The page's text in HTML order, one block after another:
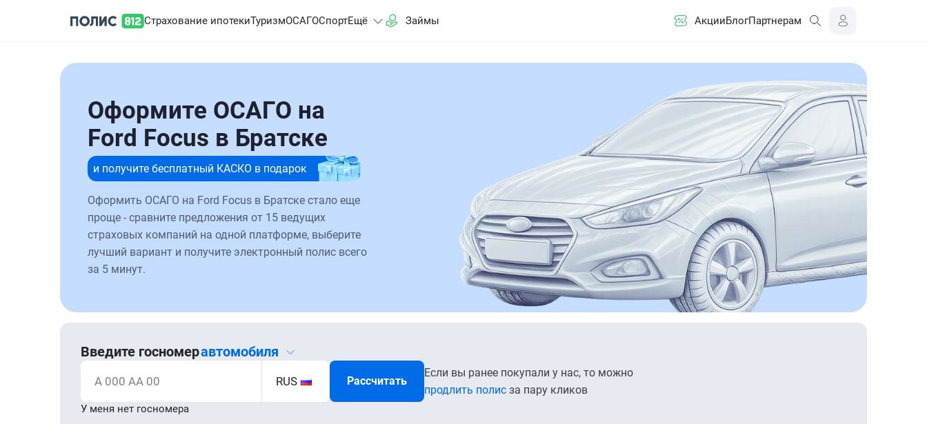
Страхование ипотекиТуризмОСАГОСпортЕщё Займы АкцииБлогПартнерам
Оформите ОСАГО на
Ford Focus в Братске
и получите бесплатный КАСКО в подарок
Оформить ОСАГО на Ford Focus в Братске стало еще
проще - сравните предложения от 15 ведущих
страховых компаний на одной платформе, выберите
лучший вариант и получите электронный полис всего
за 5 минут.
Введите госномеравтомобиля
А 000 АА 00 RUS Рассчитать
Если вы ранее покупали у нас, то можно
продлить полис за пару кликов
У меня нет госномера